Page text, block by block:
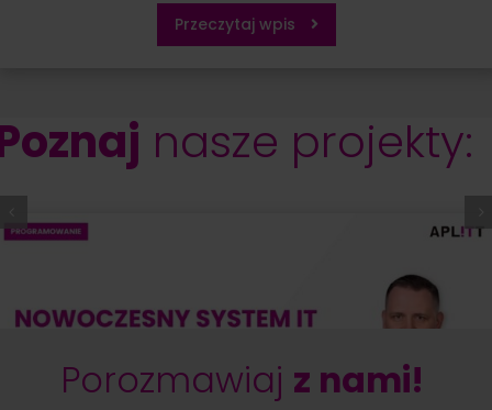
Przeczytaj wpis
nasze projekty:
Porozmawiaj z nami!